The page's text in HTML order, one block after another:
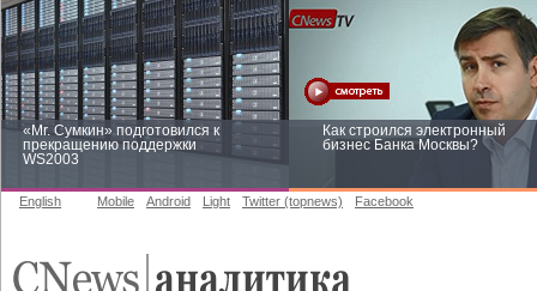
«Mr. Сумкин» подготовился к
прекращению поддержки
WS2003
Как строился электронный
бизнес Банка Москвы?
English Mobile Android Light Twitter (topnews) Facebook